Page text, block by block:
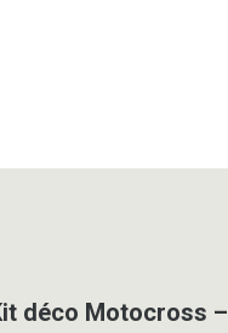
déco Motocross –